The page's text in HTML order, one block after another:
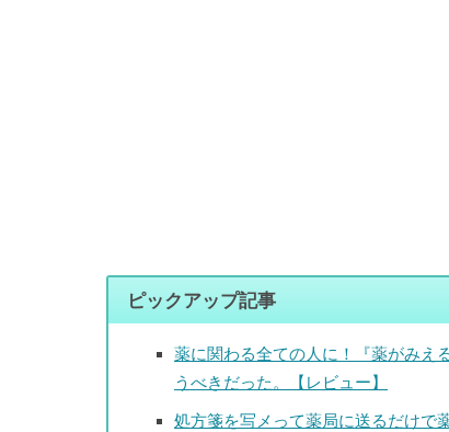
ピックアップ記事
薬に関わる全ての人に！『薬がみえ
うべきだった。【レビュー】
処方箋を写メって薬局に送るだけで